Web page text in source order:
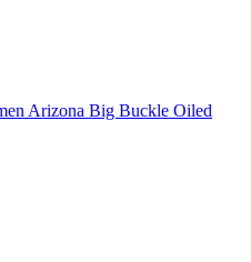
Arizona Big Buckle Oiled